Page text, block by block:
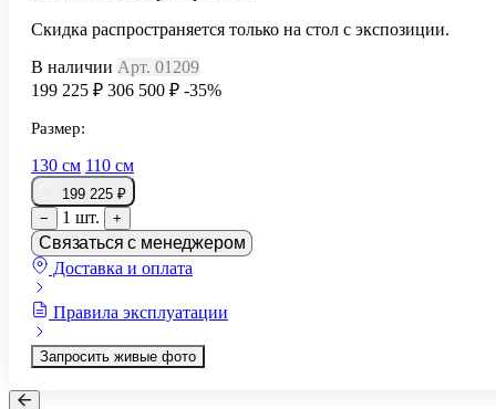
Скидка распространяется только на стол с экспозиции.
В наличии Арт. 01209
199 225 ₽ 306 500 ₽ -35%
Размер:
130 см 110 см
199 225 ₽
−
1 шт. +
Связаться с менеджером
Доставка и оплата
Правила эксплуатации
Запросить живые фото